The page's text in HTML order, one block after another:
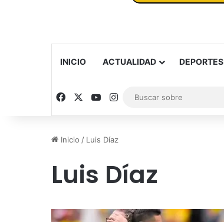
INICIO ACTUALIDAD DEPORTES
Facebook YouTubeInstagram
Inicio / Luis Díaz
Luis Díaz